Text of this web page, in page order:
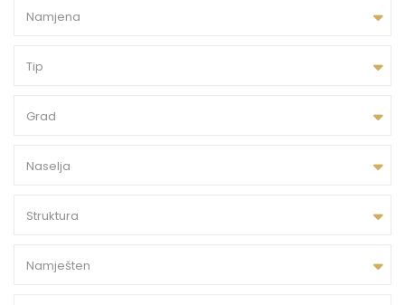
Namjena
Tip
Grad
Naselja
Struktura
Namješten